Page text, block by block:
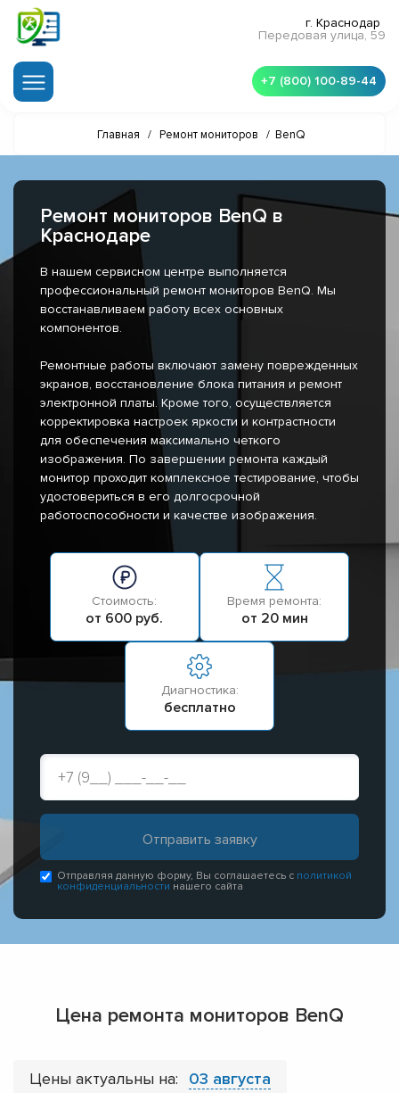
г. Краснодар
Передовая улица, 59
+7 (800) 100-89-44
Главная / Ремонт мониторов / BenQ
Ремонт мониторов BenQ в
Краснодаре
В нашем сервисном центре выполняется
профессиональный ремонт мониторов BenQ. Мы
восстанавливаем работу всех основных
компонентов.
Ремонтные работы включают замену поврежденных
экранов, восстановление блока питания и ремонт
электронной платы. Кроме того, осуществляется
корректировка настроек яркости и контрастности
для обеспечения максимально четкого
изображения. По завершении ремонта каждый
монитор проходит комплексное тестирование, чтобы
удостовериться в его долгосрочной
работоспособности и качестве изображения.
Стоимость:
от 600 руб.
Время ремонта:
от 20 мин
Диагностика:
бесплатно
Отправляя данную форму, Вы соглашаетесь с политикой
конфиденциальности нашего сайта
Цена ремонта мониторов BenQ
Цены актуальны на: 03 августа